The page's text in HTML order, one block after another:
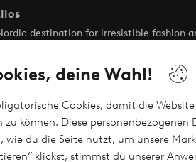
deine Wahl!
Cookies, damit die
zu können. Diese
wie du die Seite nutzt, um unsere
klickst, stimmst du unserer
destination for irresistible fashion
- Jetzt bezahlen oder